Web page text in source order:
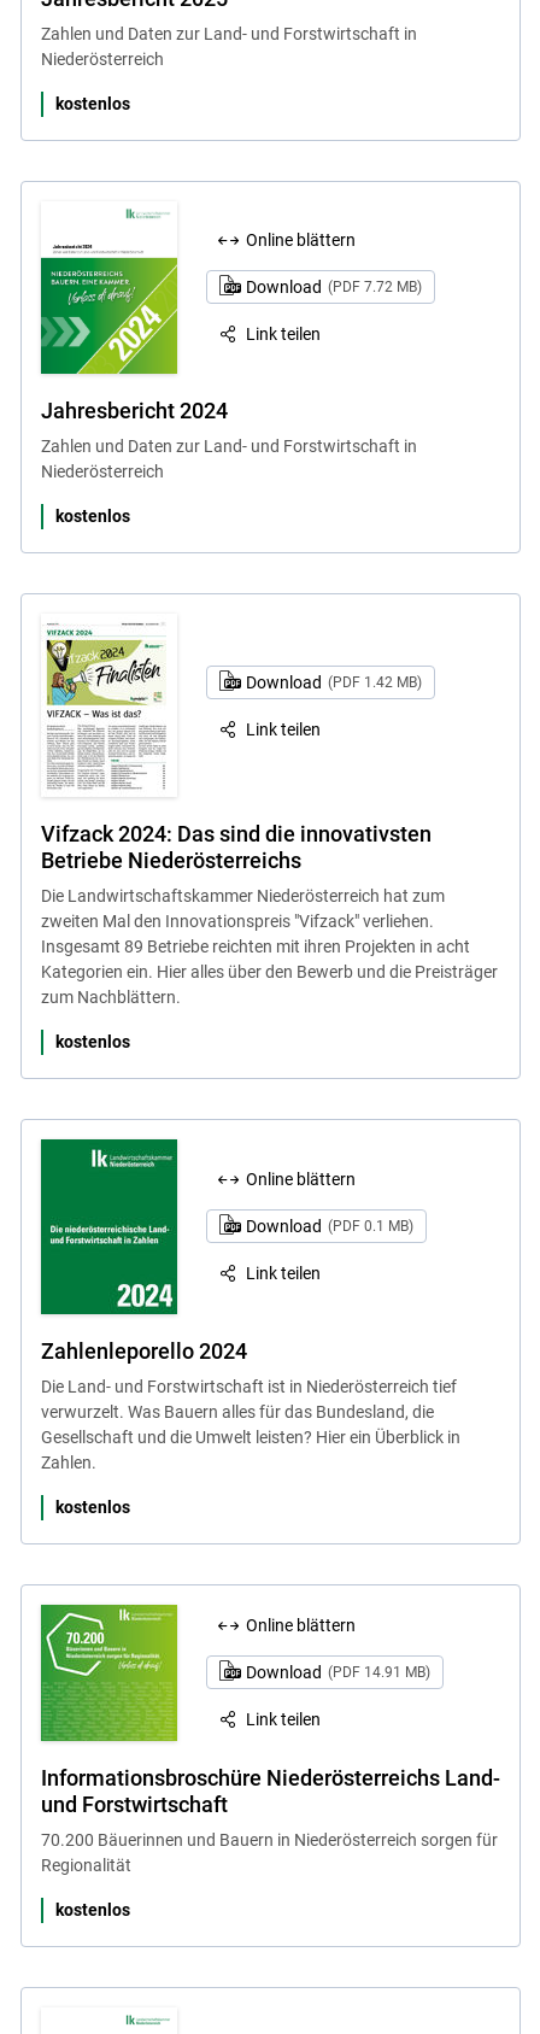
Skip to main content
Zahlen und Daten zur Land- und Forstwirtschaft in
Niederösterreich
kostenlos
Online blättern
Download (PDF 7.72 MB)
Link teilen
Jahresbericht 2024
Zahlen und Daten zur Land- und Forstwirtschaft in
Niederösterreich
kostenlos
Download (PDF 1.42 MB)
Link teilen
Vifzack 2024: Das sind die innovativsten
Betriebe Niederösterreichs
Die Landwirtschaftskammer Niederösterreich hat zum
zweiten Mal den Innovationspreis "Vifzack" verliehen.
Insgesamt 89 Betriebe reichten mit ihren Projekten in acht
Kategorien ein. Hier alles über den Bewerb und die Preisträger
zum Nachblättern.
kostenlos
Online blättern
Download (PDF 0.1 MB)
Link teilen
Zahlenleporello 2024
Die Land- und Forstwirtschaft ist in Niederösterreich tief
verwurzelt. Was Bauern alles für das Bundesland, die
Gesellschaft und die Umwelt leisten? Hier ein Überblick in
Zahlen.
kostenlos
Online blättern
Download (PDF 14.91 MB)
Link teilen
Informationsbroschüre Niederösterreichs Land-
und Forstwirtschaft
70.200 Bäuerinnen und Bauern in Niederösterreich sorgen für
Regionalität
kostenlos